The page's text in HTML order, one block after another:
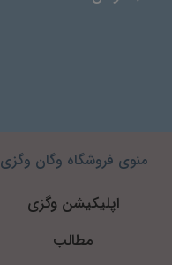
منوی فروشگاه وگان وگزی
اپلیکیشن وگزی
مطالب